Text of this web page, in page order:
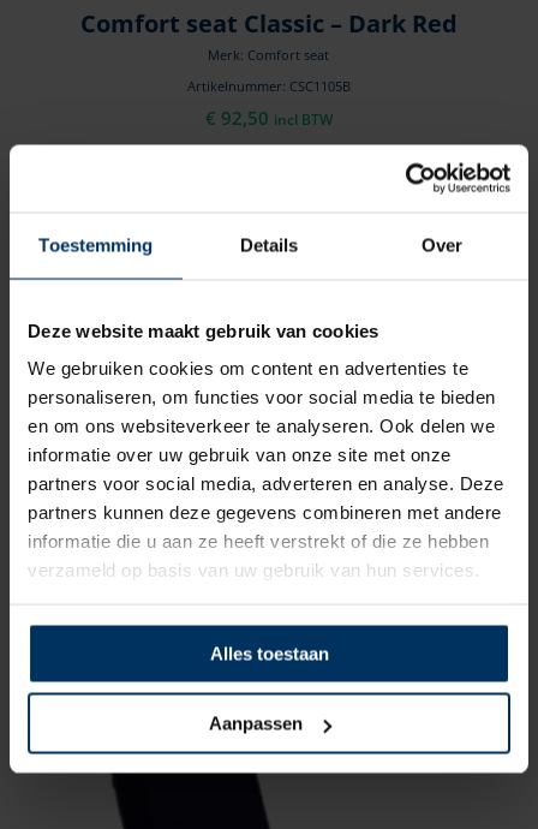
Toestemming Details Over
Deze website maakt gebruik van cookies
We gebruiken cookies om content en advertenties te
personaliseren, om functies voor social media te bieden
en om ons websiteverkeer te analyseren. Ook delen we
informatie over uw gebruik van onze site met onze
partners voor social media, adverteren en analyse. Deze
partners kunnen deze gegevens combineren met andere
informatie die u aan ze heeft verstrekt of die ze hebben
verzameld op basis van uw gebruik van hun services.
Alles toestaan
Aanpassen
Comfort seat Classic – Dark Red
Merk: Comfort seat
Artikelnummer: CSC1105B
€ 92,50 incl BTW
Comfort seat Classic – Burgundy
Merk: Comfort seat
€92,50 incl BTW